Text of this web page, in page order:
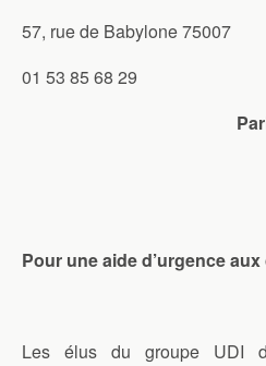
57, rue de Babylone 75007
01 53 85 68 29
Pour une aide d’urgence
Les élus du groupe UDI